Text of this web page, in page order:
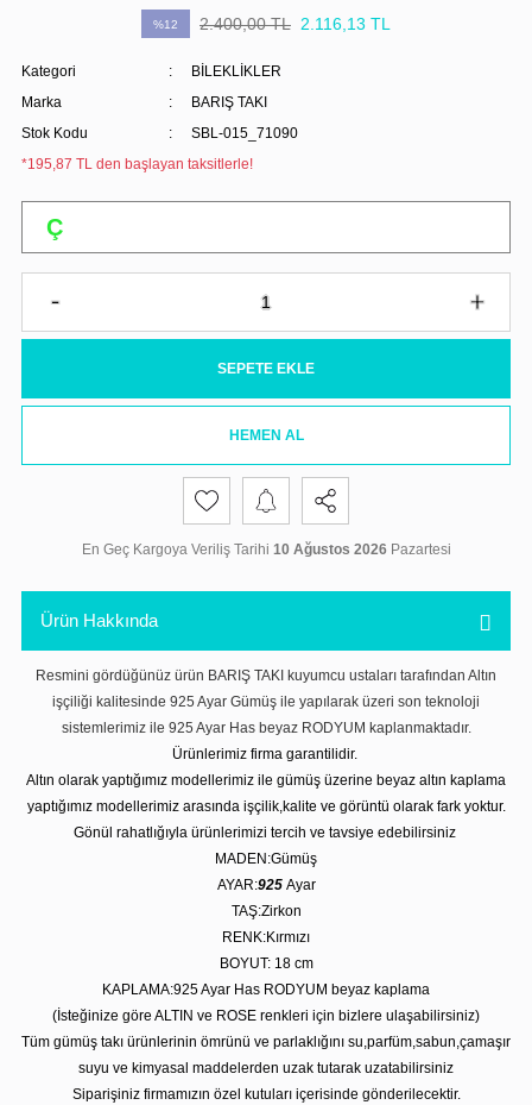
%12 2.400,00 TL 2.116,13 TL
Kategori
BİLEKLİKLER
Marka
BARIŞ TAKI
Stok Kodu
SBL-015_71090
*195,87 TL den başlayan taksitlerle!
SEPETE EKLE
HEMEN AL
En Geç Kargoya Veriliş Tarihi 10 Ağustos 2026Pazartesi
Ürün Hakkında
Resmini gördüğünüz ürün BARIŞ TAKI kuyumcu ustaları tarafından Altın
işçiliği kalitesinde 925 Ayar Gümüş ile yapılarak üzeri son teknoloji
sistemlerimiz ile 925 Ayar Has beyaz RODYUM kaplanmaktadır.
Ürünlerimiz firma garantilidir.
Altın olarak yaptığımız modellerimiz ile gümüş üzerine beyaz altın kaplama
yaptığımız modellerimiz arasında işçilik,kalite ve görüntü olarak fark yoktur.
Gönül rahatlığıyla ürünlerimizi tercih ve tavsiye edebilirsiniz
MADEN:Gümüş
AYAR:925 Ayar
TAŞ:Zirkon
RENK:Kırmızı
BOYUT: 18 cm
KAPLAMA:925 Ayar Has RODYUM beyaz kaplama
(İsteğinize göre ALTIN ve ROSE renkleri için bizlere ulaşabilirsiniz)
Tüm gümüş takı ürünlerinin ömrünü ve parlaklığını su,parfüm,sabun,çamaşır
suyu ve kimyasal maddelerden uzak tutarak uzatabilirsiniz
Siparişiniz firmamızın özel kutuları içerisinde gönderilecektir.